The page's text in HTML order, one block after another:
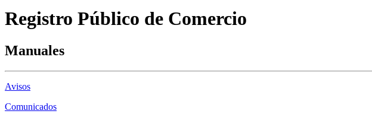
Registro Público de Comercio
Manuales
Avisos
Comunicados